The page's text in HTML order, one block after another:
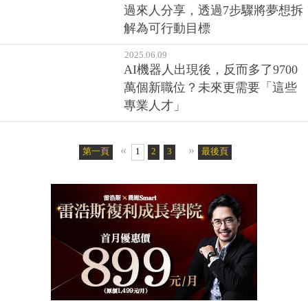
過來人分享，透過7步驟將夢想拆
解為可行動目標
2025.06.09
AI機器人出現後，反而多了9700
萬個新職位？未來更需要「這些
專業人才」
第一頁 « 1 2 3 » 最後頁